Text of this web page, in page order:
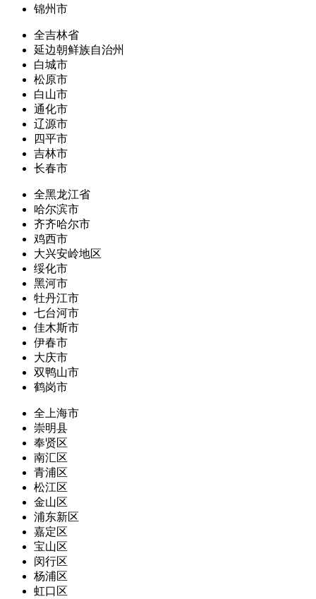
锦州市
全吉林省
延边朝鲜族自治州
白城市
松原市
白山市
通化市
辽源市
四平市
吉林市
长春市
全黑龙江省
哈尔滨市
齐齐哈尔市
鸡西市
大兴安岭地区
绥化市
黑河市
牡丹江市
七台河市
佳木斯市
伊春市
大庆市
双鸭山市
鹤岗市
全上海市
崇明县
奉贤区
南汇区
青浦区
松江区
金山区
浦东新区
嘉定区
宝山区
闵行区
杨浦区
虹口区